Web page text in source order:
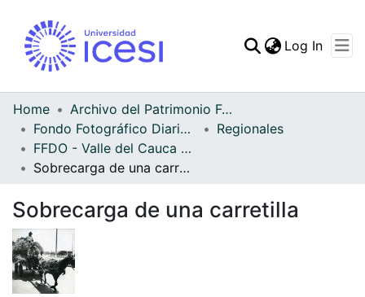
Statistics
Log In
Home
Archivo del Patrimonio Fotográfico y Fílmico del Valle del Cauca
Fondo Fotográfico Diario Occidente
Regionales
FFDO - Valle del Cauca - Patrimonial
Sobrecarga de una carretilla
Sobrecarga de una carretilla